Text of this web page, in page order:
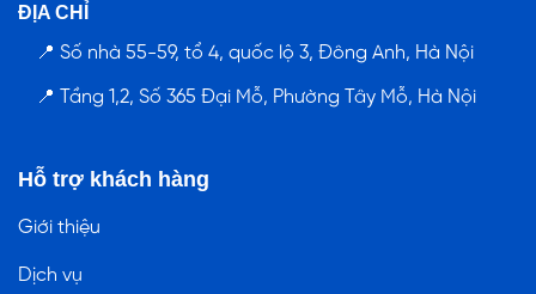
ĐỊA CHỈ
📍 Số nhà 55-59, tổ 4, quốc lộ 3, Đông Anh, Hà Nội
📍 Tầng 1,2, Số 365 Đại Mỗ, Phường Tây Mỗ, Hà Nội
Hỗ trợ khách hàng
Giới thiệu
Dịch vụ